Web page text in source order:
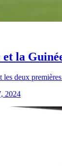
la
deux
2024